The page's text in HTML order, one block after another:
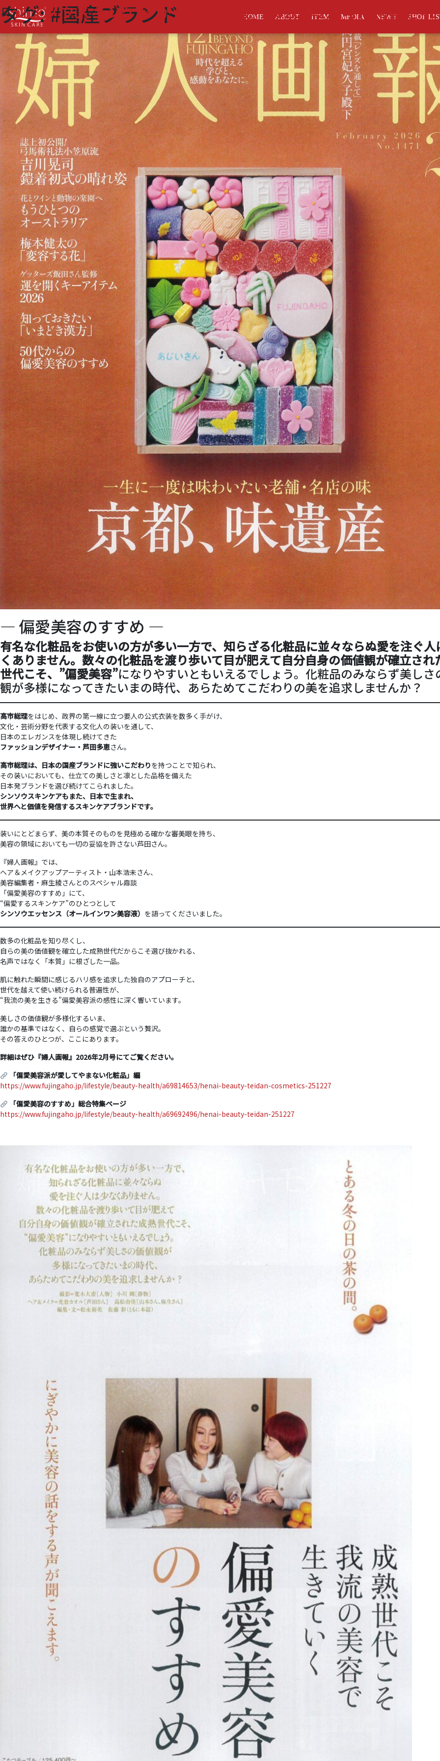
HOME ABOUT ITEM MEDIA NEWS SHOP
タグ:#国産ブランド
bookmark_borderシンソウスキンケア が『婦人画報』2026年2月号に掲載さ
― 偏愛美容のすすめ ―
有名な化粧品をお使いの方が多い一方で、知らざる化粧品に並々ならぬ愛を注ぐ人
くありません。数々の化粧品を渡り歩いて目が肥えて自分自身の価値観が確立され
世代こそ、”偏愛美容”になりやすいともいえるでしょう。化粧品のみならず美しさ
観が多様になってきたいまの時代、あらためてこだわりの美を追求しませんか？
高市総理をはじめ、政界の第一線に立つ要人の公式衣装を数多く手がけ、
文化・芸術分野を代表する文化人の装いを通して、
日本のエレガンスを体現し続けてきた
ファッションデザイナー・芦田多恵さん。
高市総理は、日本の国産ブランドに強いこだわりを持つことで知られ、
その装いにおいても、仕立ての美しさと凛とした品格を備えた
日本発ブランドを選び続けてこられました。
シンソウスキンケアもまた、日本で生まれ、
世界へと価値を発信するスキンケアブランドです。
装いにとどまらず、美の本質そのものを見極める確かな審美眼を持ち、
美容の領域においても一切の妥協を許さない芦田さん。
『婦人画報』では、
ヘア＆メイクアップアーティスト・山本浩未さん、
美容編集者・麻生綾さんとのスペシャル鼎談
「偏愛美容のすすめ」にて、
“偏愛するスキンケア”のひとつとして
シンソウエッセンス（オールインワン美容液） を語ってくださいました。
数多の化粧品を知り尽くし、
自らの美の価値観を確立した成熟世代だからこそ選び抜かれる、
名声ではなく「本質」に根ざした一品。
肌に触れた瞬間に感じるハリ感を追求した独自のアプローチと、
世代を越えて使い続けられる普遍性が、
“我流の美を生きる”偏愛美容派の感性に深く響いています。
美しさの価値観が多様化するいま、
誰かの基準ではなく、自らの感覚で選ぶという贅沢。
その答えのひとつが、ここにあります。
詳細はぜひ『婦人画報』2026年2月号にてご覧ください。
「偏愛美容派が愛してやまない化粧品」編
https://www.fujingaho.jp/lifestyle/beauty-health/a69814653/henai-beauty-teidan-cosmetics-251227
「偏愛美容のすすめ」総合特集ページ
https://www.fujingaho.jp/lifestyle/beauty-health/a69692496/henai-beauty-teidan-251227